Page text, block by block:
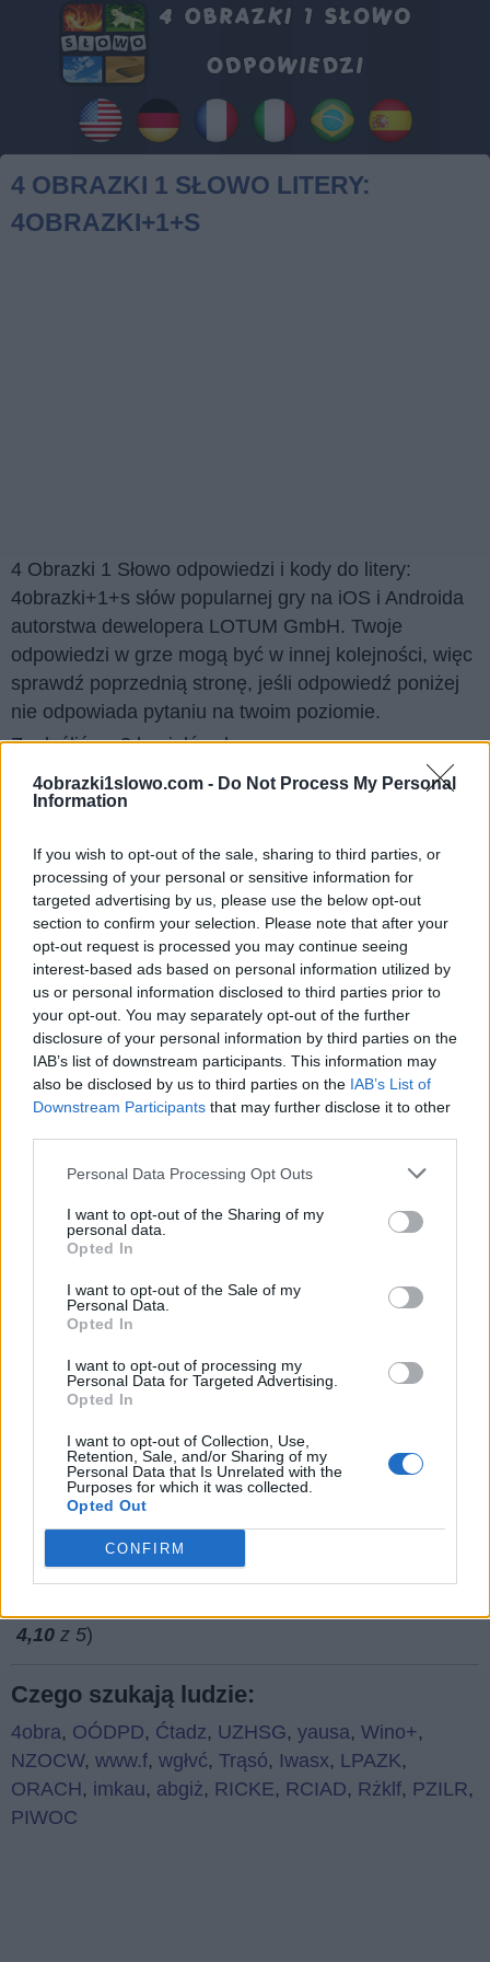
4obrazki1slowo.com - Do Not Process My Personal
Information
If you wish to opt-out of the sale, sharing to third parties, or
processing of your personal or sensitive information for
targeted advertising by us, please use the below opt-out
section to confirm your selection. Please note that after your
opt-out request is processed you may continue seeing
interest-based ads based on personal information utilized by
us or personal information disclosed to third parties prior to
your opt-out. You may separately opt-out of the further
disclosure of your personal information by third parties on the
IAB’s list of downstream participants. This information may
also be disclosed by us to third parties on the IAB’s List of
Downstream Participants that may further disclose it to other
Personal Data Processing Opt Outs
I want to opt-out of the Sharing of my
personal data.
Opted In
I want to opt-out of the Sale of my
Personal Data.
Opted In
I want to opt-out of processing my
Personal Data for Targeted Advertising.
Opted In
I want to opt-out of Collection, Use,
Retention, Sale, and/or Sharing of my
Personal Data that Is Unrelated with the
Purposes for which it was collected.
Opted Out
CONFIRM
4 OBRAZKI 1 SŁOWO LITERY:
4OBRAZKI+1+S
4 Obrazki 1 Słowo odpowiedzi i kody do litery:
4obrazki+1+s słów popularnej gry na iOS i Androida
autorstwa dewelopera LOTUM GmbH. Twoje
odpowiedzi w grze mogą być w innej kolejności, więc
sprawdź poprzednią stronę, jeśli odpowiedź poniżej
nie odpowiada pytaniu na twoim poziomie.
Znaleźliśmy 3 łamigłówek.
Wyszukaj według liter, wprowadź
wszystkie litery:
Wyszukaj
według
liter,
wprowadź
wszystkie
litery:
Szukaj
Kliknij na zdjęcie, aby zobaczyć odpowiedź.
Co sądzisz o naszej stronie?
4,10 z 5)
Czego szukają ludzie:
4obra, OÓDPD, Ćtadz, UZHSG, yausa, Wino+,
NZOCW, www.f, wgłvć, Trąsó, Iwasx, LPAZK,
ORACH, imkau, abgiż, RICKE, RCIAD, Rżklf, PZILR,
PIWOC